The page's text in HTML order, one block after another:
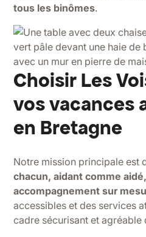
tous les binômes.
Choisir Les
vos vacances
en Bretagne
Notre mission principale est
chacun, aidant comme
accompagnement sur
accessibles et des services
cadre sécurisant et agréable